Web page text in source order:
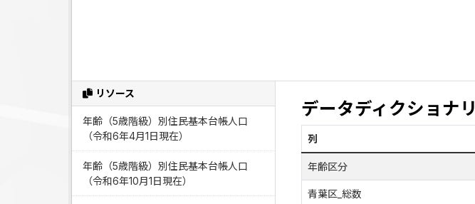
リソース
年齢（5歳階級）別住民基本台帳人口
（令和6年4月1日現在）
年齢（5歳階級）別住民基本台帳人口
（令和6年10月1日現在）
データディクショナリ
列
年齢区分
青葉区_総数